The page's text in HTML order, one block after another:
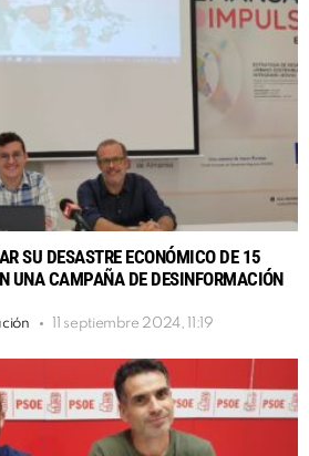
SU DESASTRE ECONÓMICO DE 15
UNA CAMPAÑA DE DESINFORMACIÓN
11 septiembre 2024, 11:19